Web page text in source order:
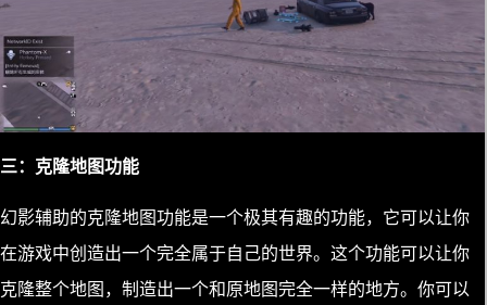
三：克隆地图功能
幻影辅助的克隆地图功能是一个极其有趣的功能，它可以让你
在游戏中创造出一个完全属于自己的世界。这个功能可以让你
克隆整个地图，制造出一个和原地图完全一样的地方。你可以